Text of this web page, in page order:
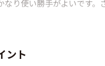
り使い勝手がよいです。
ント